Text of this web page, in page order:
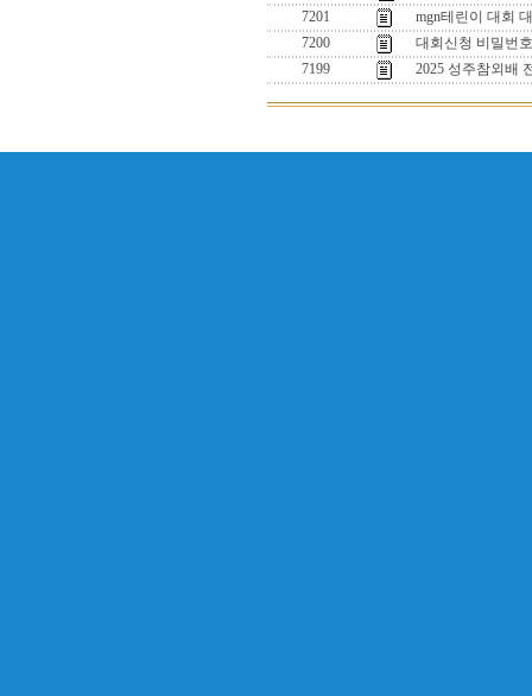
7201
mgn테린이 대회
7200
대회신청 비밀번호
7199
2025 성주참외배